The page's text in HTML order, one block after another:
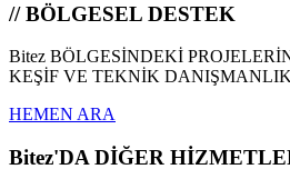
// BÖLGESEL DESTEK
Bitez BÖLGESİNDEKİ
KEŞİF VE TEKNİK
HEMEN ARA
Bitez'DA DİĞER